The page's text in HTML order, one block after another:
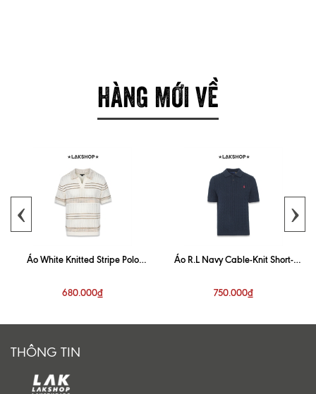
HÀNG MỚI VỀ
Áo White Knitted Stripe Polo
680.000₫
Áo R.L Navy Cable-Knit Short-
750.000₫
‹ ›
THÔNG TIN